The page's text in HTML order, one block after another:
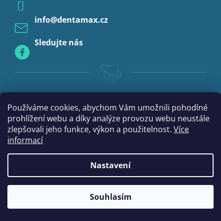
Používáme cookies, abychom Vám umožnili pohodlné
prohlížení webu a díky analýze provozu webu neustále
zlepšovali jeho funkce, výkon a použitelnost. Více
informací
Nastavení
Souhlasím
info@dentamax.cz
Sledujte nás
Vytvořil Shoptet |mime digital
DentaMax.cz. Všechna práva vyhrazena.